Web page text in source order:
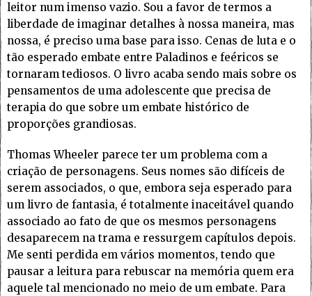
leitor num imenso vazio. Sou a favor de termos a
liberdade de imaginar detalhes à nossa maneira, mas
nossa, é preciso uma base para isso. Cenas de luta e o
tão esperado embate entre Paladinos e feéricos se
tornaram tediosos. O livro acaba sendo mais sobre os
pensamentos de uma adolescente que precisa de
terapia do que sobre um embate histórico de
proporções grandiosas.
Thomas Wheeler parece ter um problema com a
criação de personagens. Seus nomes são difíceis de
serem associados, o que, embora seja esperado para
um livro de fantasia, é totalmente inaceitável quando
associado ao fato de que os mesmos personagens
desaparecem na trama e ressurgem capítulos depois.
Me senti perdida em vários momentos, tendo que
pausar a leitura para rebuscar na memória quem era
aquele tal mencionado no meio de um embate. Para